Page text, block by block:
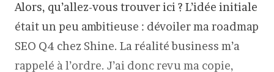
Alors, qu’allez-vous trouver ici ? L’idée initiale
était un peu ambitieuse : dévoiler ma roadmap
SEO Q4 chez Shine. La réalité business m’a
rappelé à l’ordre. J’ai donc revu ma copie,